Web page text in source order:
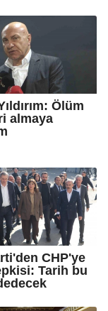
Ölüm
almaya
CHP'ye
Tarih bu